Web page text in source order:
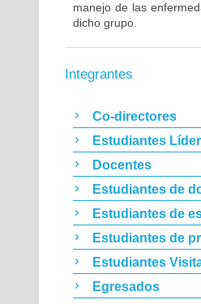
manejo de las
dicho grupo.
Integrantes
Co-directores
Estudiantes
Docentes
Estudiantes de
Estudiantes de
Estudiantes de
Estudiantes
Egresados